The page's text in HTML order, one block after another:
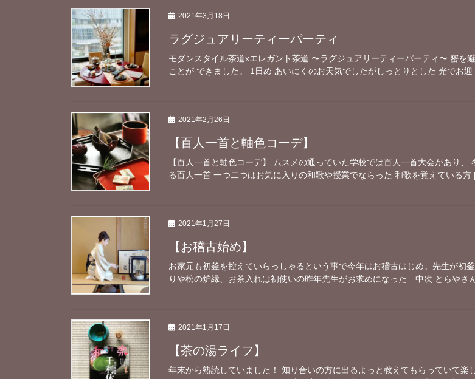
2021年3月18日
ラグジュアリーティーパーティ
モダンスタイル茶道xエレガント茶道 〜ラグジュアリーティーパーティ〜 密
ことが できました。 1日め あいにくのお天気でしたがしっとりとした 光でお
2021年2月26日
【百人一首と軸色コーデ】
【百人一首と軸色コーデ】 ムスメの通っていた学校では百人一首大会があり
る百人一首 一つ二つはお気に入りの和歌や授業でならった 和歌を覚えている
2021年1月27日
【お稽古始め】
お家元も初釜を控えていらっしゃるという事で今年はお稽古はじめ。先生が
りや松の炉縁、お茶入れは初使いの昨年先生がお求めになった 中次 とらやさ
2021年1月17日
【茶の湯ライフ】
年末から熟読していました！ 知り合いの方に出るよっと教えてもらっていて